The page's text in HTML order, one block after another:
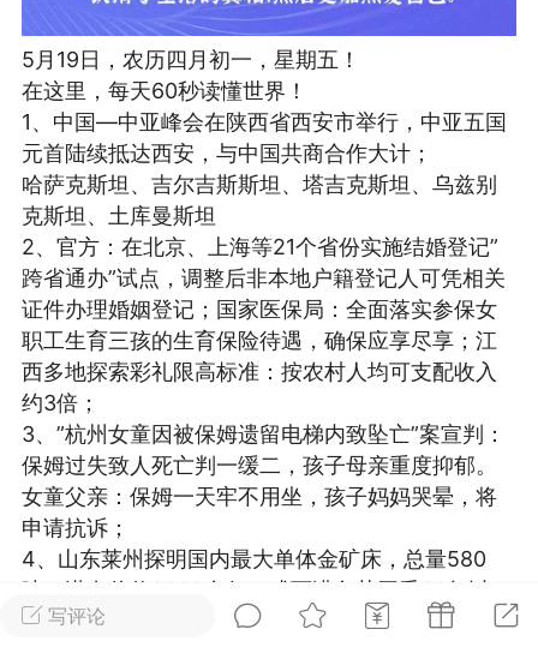
爆汗熊 卡卡动能素 无创溶斑术
美业357 芯诗妍 卡卡美业
师 小熊水光
爆汗熊
脂
卡卡动能素
皇斯普拉雅
建术
DRYY面膜 微晶溶斑术
爆款平台
26 23:18
电脑端 美业资讯
闪充小白罐
本/双效闪充，养出紧致小白脸！一、项
充小白罐 = 闪充大白肌（仪器）× 草本
产品）×极光嫩肤啫喱（产品）这是一套
护...写评论
5月19日，农历四月初一，星期五！
在这里，每天60秒读懂世界！
1、中国—中亚峰会在陕西省西安市举行，中亚五国
元首陆续抵达西安，与中国共商合作大计；
哈萨克斯坦、吉尔吉斯斯坦、塔吉克斯坦、乌兹别
克斯坦、土库曼斯坦
2、官方：在北京、上海等21个省份实施结婚登记”
跨省通办”试点，调整后非本地户籍登记人可凭相关
证件办理婚姻登记；国家医保局：全面落实参保女
职工生育三孩的生育保险待遇，确保应享尽享；江
西多地探索彩礼限高标准：按农村人均可支配收入
约3倍；
3、”杭州女童因被保姆遗留电梯内致坠亡”案宣判：
保姆过失致人死亡判一缓二，孩子母亲重度抑郁。
女童父亲：保姆一天牢不用坐，孩子妈妈哭晕，将
申请抗诉；
4、山东莱州探明国内最大单体金矿床，总量580
吨，潜在价值2000多亿，或可满负荷开采30年以
上，属世界级巨型单体金矿床；